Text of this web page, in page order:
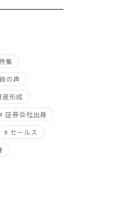
集
の声
産形成
証券会社出身
# セールス